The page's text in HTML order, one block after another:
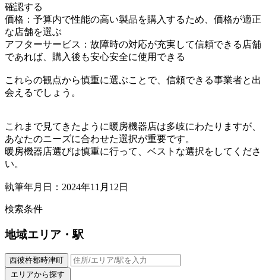
確認する
価格：予算内で性能の高い製品を購入するため、価格が適正
な店舗を選ぶ
アフターサービス：故障時の対応が充実して信頼できる店舗
であれば、購入後も安心安全に使用できる
これらの観点から慎重に選ぶことで、信頼できる事業者と出
会えるでしょう。
これまで見てきたように暖房機器店は多岐にわたりますが、
あなたのニーズに合わせた選択が重要です。
暖房機器店選びは慎重に行って、ベストな選択をしてくださ
い。
執筆年月日：2024年11月12日
検索条件
地域エリア・駅
西彼杵郡時津町
エリアから探す